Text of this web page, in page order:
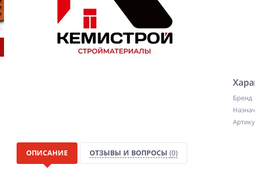
Бренд
ОПИСАНИЕ ОТЗЫВЫ И ВОПРОСЫ (0)